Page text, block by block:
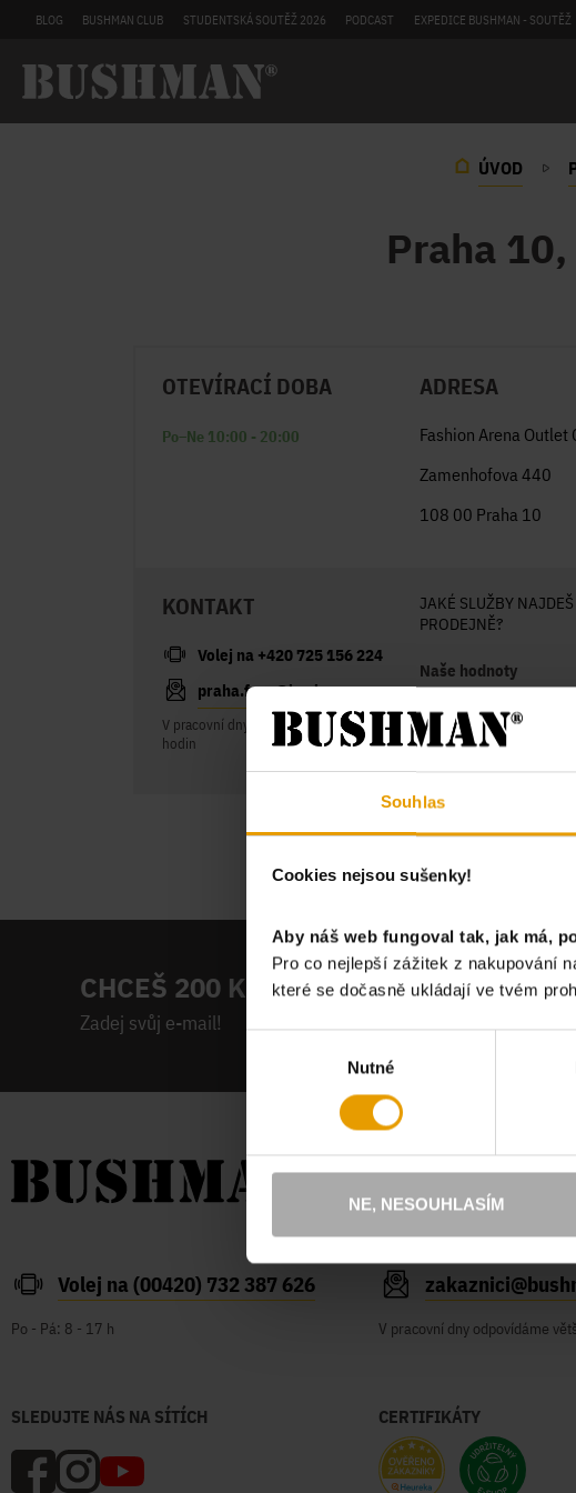
Souhlas
Cookies nejsou sušenky!
Aby náš web fungoval tak, jak má,
Pro co nejlepší zážitek z nakupování
které se dočasně ukládají ve tvém
Nutné
NE, NESOUHLASÍM
BLOG BUSHMAN CLUB STUDENTSKÁ SOUTĚŽ 2026 PODCAST EXPEDICE BUSHMAN - SOUTĚŽ
ÚVOD
Praha
OTEVÍRACÍ DOBA
Po–Ne 10:00 - 20:00
ADRESA
Fashion Arena Outlet
Zamenhofova 440
108 00 Praha 10
KONTAKT
Volej na +420 725 156 224
praha.faoc@bushman.cz
V pracovní dny odpovídáme většinou do 2
hodin
JAKÉ SLUŽBY
PRODEJNĚ?
Naše hodnoty
BUSHMAN Club
CHCEŠ 200 KČ NA PRVNÍ NÁKUP?
Zadej svůj e-mail!
Volej na (00420) 732 387 626
Po - Pá: 8 - 17 h V pracovní dny odpovídáme
SLEDUJTE NÁS NA SÍTÍCH CERTIFIKÁTY